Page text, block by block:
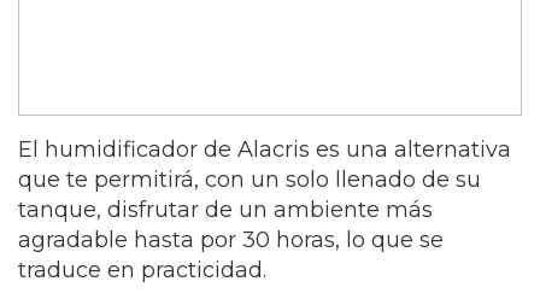
El humidificador de Alacris es una alternativa
que te permitirá, con un solo llenado de su
tanque, disfrutar de un ambiente más
agradable hasta por 30 horas, lo que se
traduce en practicidad.